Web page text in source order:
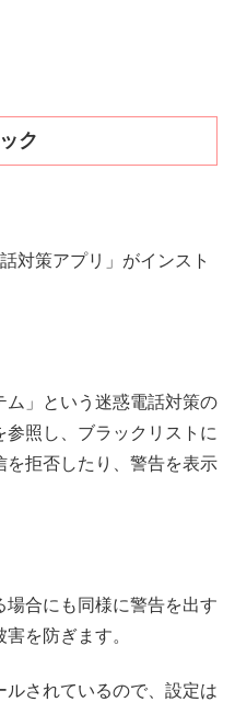
ク
対策アプリ」がインスト
ム」という迷惑電話対策の
照し、ブラックリストに
を拒否したり、警告を表示
場合にも同様に警告を出す
を防ぎます。
されているので、設定は